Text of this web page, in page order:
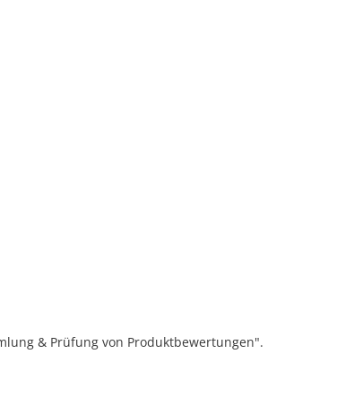
& Prüfung von Produktbewertungen".